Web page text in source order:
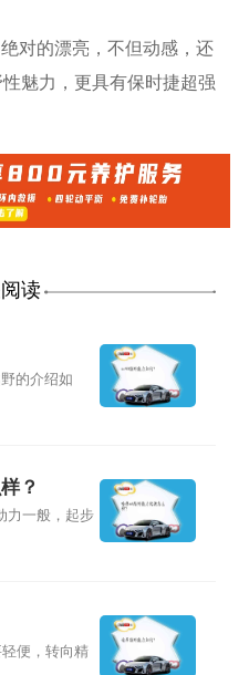
对的漂亮，不但动感，还
魅力，更具有保时捷超强
读
的介绍如
？
力一般，起步
便，转向精